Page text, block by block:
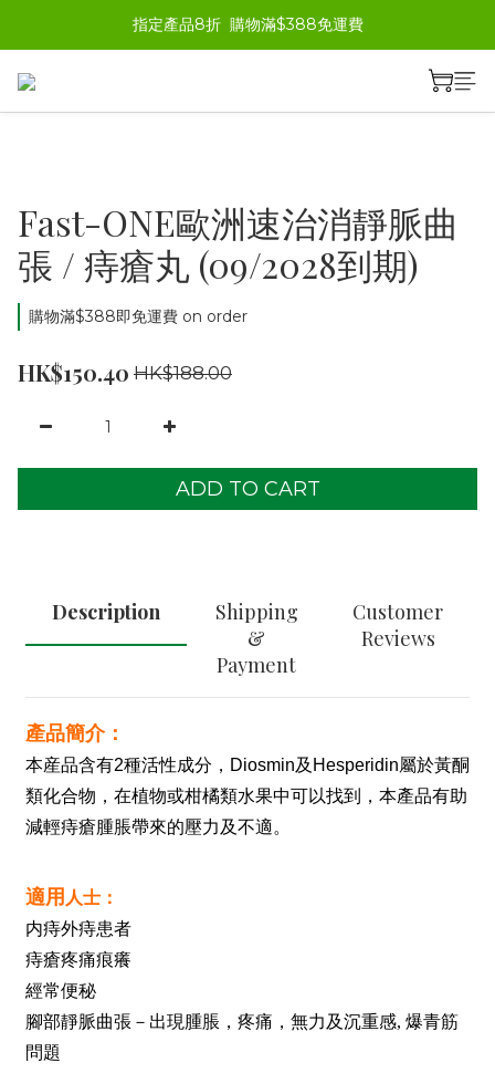
指定產品8折  購物滿$388免運費
Fast-ONE歐洲速治消靜脈曲
張 / 痔瘡丸 (09/2028到期)
購物滿$388即免運費 on order
HK$150.40 HK$188.00
ADD TO CART
Description
Shipping
&
Payment
Customer
Reviews
產品簡介：
本産品含有2種活性成分， Diosmin及 Hesperidin屬於黃酮
類化合物，在植物或柑橘類水果中可以找到，本產品有助
減輕痔瘡腫脹帶來的壓力及不適。
適用 人士：
内痔外痔患者
痔瘡疼痛痕癢
經常便秘
腳部靜脈曲張－出現腫脹，疼痛，無力及沉重感, 爆青筋
問題